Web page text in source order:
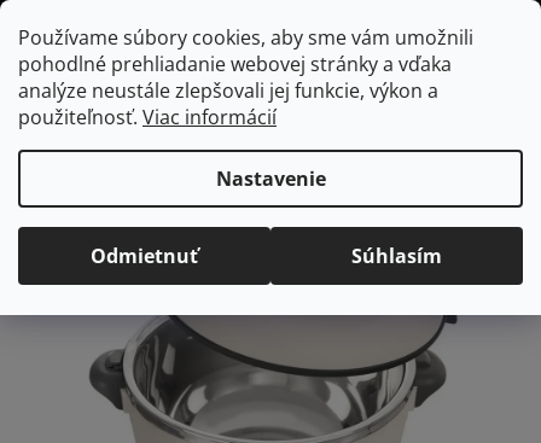
Používame súbory cookies, aby sme vám umožnili
pohodlné prehliadanie webovej stránky a vďaka
analýze neustále zlepšovali jej funkcie, výkon a
použiteľnosť. Viac informácií
Nastavenie
Odmietnuť Súhlasím
Prejsť
na
obsah
Hľadať
Domov
/ Vybavenie do jedálne Termomisa TERMO 3,9 l
Termomisa TERMO 3,9 l
hodnotenie
produktu
hviezdičiek.
Podrobnosti hodnotenia